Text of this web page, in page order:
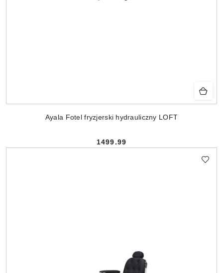
Ayala Fotel fryzjerski hydrauliczny LOFT
Cena:
1499.99